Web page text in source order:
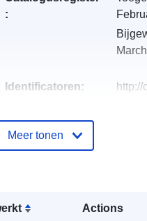
Actions
:
Identificatoren:
Meer tonen